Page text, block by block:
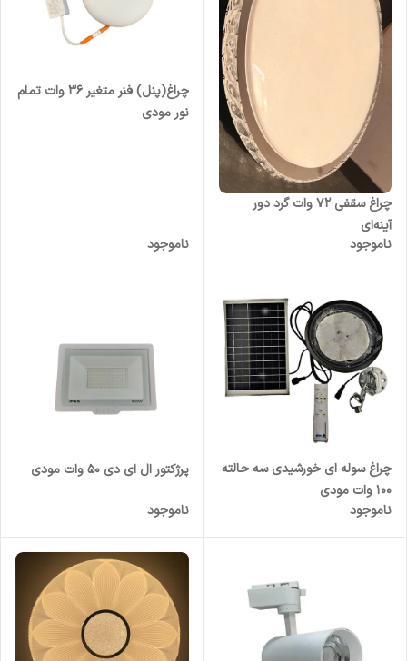
چراغ سقفی 72 وات گرد دور
آینه‌ای
ناموجود
چراغ(پنل) فنر متغیر 36 وات تمام
نور مودی
ناموجود
چراغ سوله ای خورشیدی سه حالته
100 وات مودی
ناموجود
پرژکتور ال ای دی 50 وات مودی
ناموجود